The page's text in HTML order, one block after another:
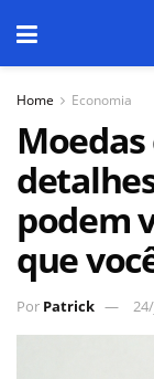
Home Economia
podem
que
Por Patrick